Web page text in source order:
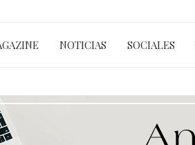
NOTICIAS SOCIALES